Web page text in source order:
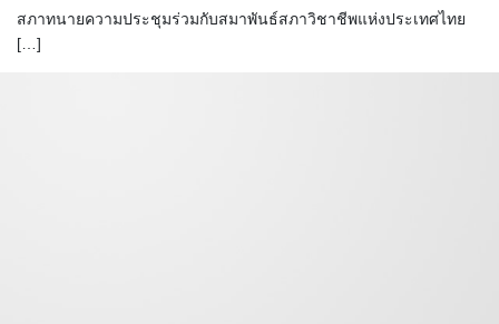
สภาทนายความประชุมร่วมกับสมาพันธ์สภาวิชาชีพแห่งประเทศไทย
[…]